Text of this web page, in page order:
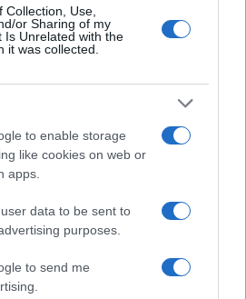
Use,
or Sharing of my
Is Unrelated with the
it was collected.
to enable storage
like cookies on web or
apps.
data to be sent to
purposes.
to send me
circolare fino alla sostenibilità
contro il cambiamento
da ricerche inutili,
da ricercatori pronti a
che sia in linea con la nuova
salvifico.
Caio’, della ‘rivoluzione di
spiegare di chi e di che si
debbono essere